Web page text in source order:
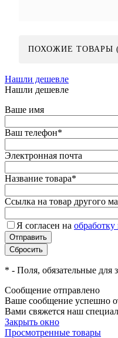
ПОХОЖИЕ ТОВАРЫ
Нашли дешевле
Нашли дешевле
Ваше имя
Ваш телефон*
Электронная почта
Название товара*
Ссылка на товар другого
Я согласен на
* - Поля, обязательные для
Сообщение отправлено
Ваше сообщение успешно
Вами свяжется наш
Закрыть окно
Просмотренные товары